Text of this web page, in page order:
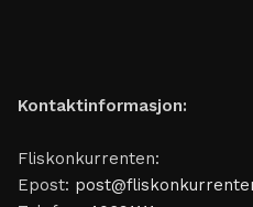
Kontaktinformasjon:
Fliskonkurrenten:
Epost: